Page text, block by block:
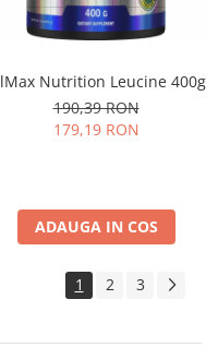
Nutrition Leucine 400g
190,39 RON
179,19 RON
ADAUGA IN COS
1 2 3